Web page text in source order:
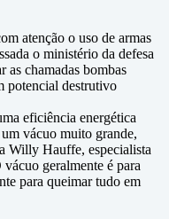
atenção o uso de armas
o ministério da defesa
as chamadas bombas
potencial destrutivo
eficiência energética
vácuo muito grande,
Willy Hauffe, especialista
geralmente é para
para queimar tudo em